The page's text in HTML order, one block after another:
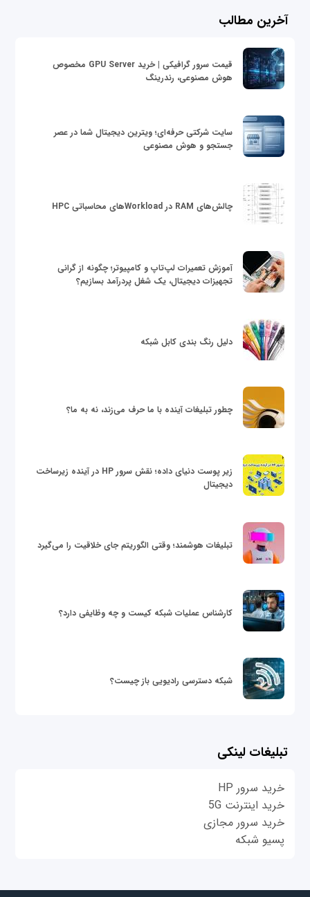
آخرین مطالب
قیمت سرور گرافیکی | خرید GPU Server مخصوص
هوش مصنوعی، رندرینگ
سایت شرکتی حرفه‌ای؛ ویترین دیجیتال شما در عصر
جستجو و هوش مصنوعی
چالش‌های RAM در Workloadهای محاسباتی HPC
آموزش تعمیرات لپ‌تاپ و کامپیوتر؛ چگونه از گرانی
تجهیزات دیجیتال، یک شغل پردرآمد بسازیم؟
دلیل رنگ بندی کابل شبکه
چطور تبلیغات آینده با ما حرف می‌زند، نه به ما؟
زیر پوست دنیای داده؛ نقش سرور HP در آینده زیرساخت
دیجیتال
تبلیغات هوشمند؛ وقتی الگوریتم جای خلاقیت را می‌گیرد
کارشناس عملیات شبکه کیست و چه وظایفی دارد؟
شبکه دسترسی رادیویی باز چیست؟
تبلیغات لینکی
خرید سرور HP
خرید اینترنت 5G
خرید سرور مجازی
پسیو شبکه